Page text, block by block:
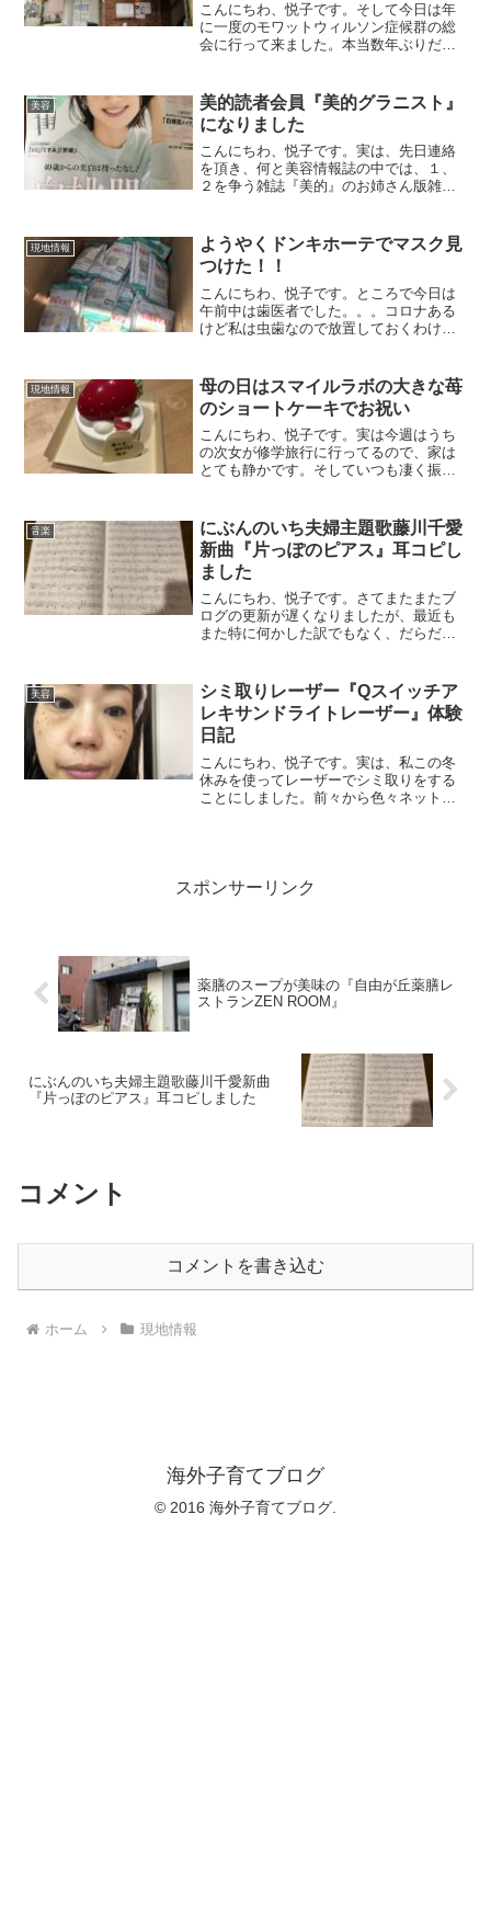
こんにちわ、悦子です。そして今日は年
に一度のモワットウィルソン症候群の総
会に行って来ました。本当数年ぶりだっ
しくお見かけする方も何人かいました。
しかし肝心の我が家のあり...
美容
美的読者会員『美的グラニスト』
になりました
こんにちわ、悦子です。実は、先日連絡
を頂き、何と美容情報誌の中では、１、
２を争う雑誌『美的』のお姉さん版雑誌
た。こんなことを言うとみんなには読者
モデルに選ばれたの...
現地情報
ようやくドンキホーテでマスク見
つけた！！
こんにちわ、悦子です。ところで今日は
午前中は歯医者でした。。。コロナある
けど私は虫歯なので放置しておくわけに
でも虫歯の治療もおわりご機嫌で帰途に
着くとなんとその途中のド...
現地情報
母の日はスマイルラボの大きな苺
のショートケーキでお祝い
こんにちわ、悦子です。実は今週はうち
の次女が修学旅行に行ってるので、家は
とても静かです。そしていつも凄く振り
うやっと１日暇な時間が出来たので、た
だいま家の断捨離中です。...
音楽
にぶんのいち夫婦主題歌藤川千愛
新曲『片っぽのピアス』耳コピし
ました
こんにちわ、悦子です。さてまたまたブ
ログの更新が遅くなりましたが、最近も
また特に何かした訳でもなく、だらだら
たので一ヶ月ぶりに耳コピしてみまし
た。今回はにぶんのいち夫婦...
美容
シミ取りレーザー『Qスイッチア
レキサンドライトレーザー』体験
日記
こんにちわ、悦子です。実は、私この冬
休みを使ってレーザーでシミ取りをする
ことにしました。前々から色々ネットな
スポンサーリンク
薬膳のスープが美味の『自由が丘薬膳レ
ストランZEN ROOM』
にぶんのいち夫婦主題歌藤川千愛新曲
『片っぽのピアス』耳コピしました
コメント
コメントを書き込む
ホーム 現地情報
海外子育てブログ
© 2016 海外子育てブログ.